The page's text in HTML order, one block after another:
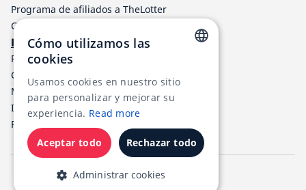
Programa de afiliados a TheLotter
Contáctenos
Información
Resultados de lotería
Centro de ayuda
Métodos de Pago
Impuestos de Loterías
RSS
RUSSIAN
FRENCH
Cómo utilizamos las
cookies
Usamos cookies en nuestro sitio
para personalizar y mejorar su
experiencia. Read more
Aceptar todo Rechazar todo
Administrar cookies